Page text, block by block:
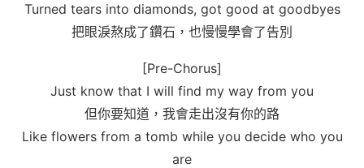
Turned tears into diamonds, got good at goodbyes
把眼淚熬成了鑽石，也慢慢學會了告別
[Pre-Chorus]
Just know that I will find my way from you
但你要知道，我會走出沒有你的路
Like flowers from a tomb while you decide who you
are